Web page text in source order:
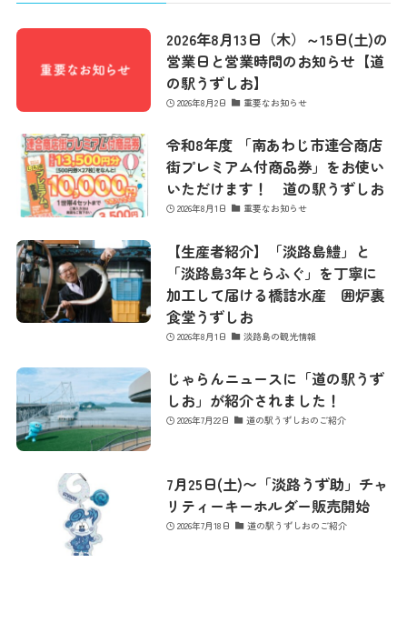
2026年8月13日（木）～15日(土)の
営業日と営業時間のお知らせ【道
の駅うずしお】
2026年8月2日 重要なお知らせ
令和8年度 「南あわじ市連合商店
街プレミアム付商品券」をお使い
いただけます！ 道の駅うずしお
2026年8月1日 重要なお知らせ
【生産者紹介】「淡路島鱧」と
「淡路島3年とらふぐ」を丁寧に
加工して届ける橋詰水産 囲炉裏
食堂うずしお
2026年8月1日 淡路島の観光情報
じゃらんニュースに「道の駅うず
しお」が紹介されました！
2026年7月22日 道の駅うずしおのご紹介
7月25日(土)〜「淡路うず助」チャ
リティーキーホルダー販売開始
2026年7月18日 道の駅うずしおのご紹介